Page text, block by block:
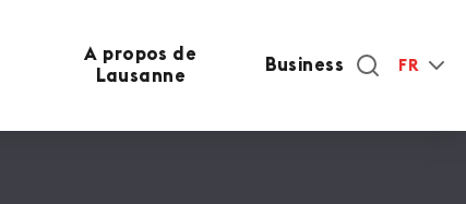
A propos de
Lausanne
Business FR